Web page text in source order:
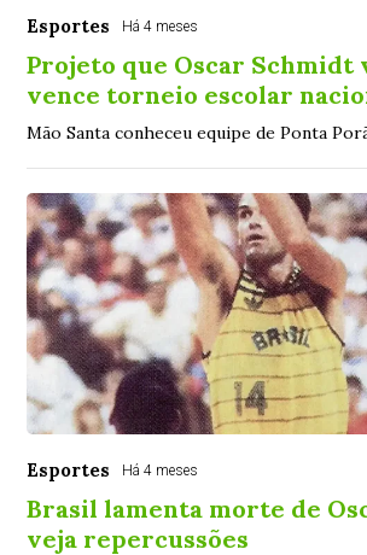
Esportes Há 4 meses
Projeto que Oscar Schmidt
vence torneio escolar
Mão Santa conheceu equipe de Ponta
Esportes Há 4 meses
Brasil lamenta morte de
veja repercussões